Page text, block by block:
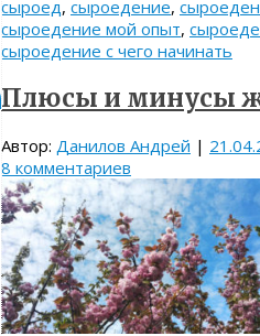
сыроед, сыроедение,
сыроедение мой опыт,
сыроедение с чего начинать
Плюсы и минусы
Автор: Данилов Андрей |
8 комментариев